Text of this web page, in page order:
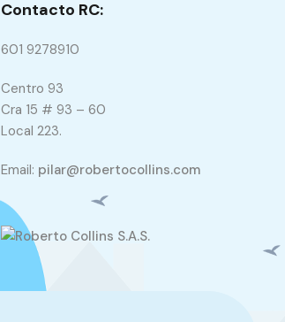
Contacto RC:
601 9278910
Centro 93
Cra 15 # 93 – 60
Local 223.
Email: pilar@robertocollins.com